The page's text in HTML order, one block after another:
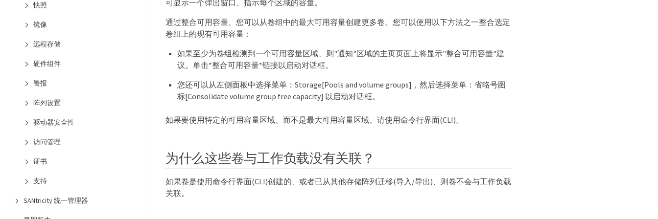
快照
镜像
远程存储
硬件组件
警报
阵列设置
驱动器安全性
访问管理
证书
支持
SANtricity 统一管理器
可显示一个弹出窗口、指示每个区域的容量。
通过整合可用容量、您可以从卷组中的最大可用容量创建更多卷。您可以使用以下方法之一整合选定
卷组上的现有可用容量：
如果至少为卷组检测到一个可用容量区域、则"通知"区域的主页页面上将显示"整合可用容量"建
议。单击*整合可用容量*链接以启动对话框。
您还可以从左侧面板中选择菜单：Storage[Pools and volume groups]，然后选择菜单：省略号图
标[Consolidate volume group free capacity] 以启动对话框。
如果要使用特定的可用容量区域、而不是最大可用容量区域、请使用命令行界面(CLI)。
为什么这些卷与工作负载没有关联？
如果卷是使用命令行界面(CLI)创建的、或者已从其他存储阵列迁移(导入/导出)、则卷不会与工作负载
关联。